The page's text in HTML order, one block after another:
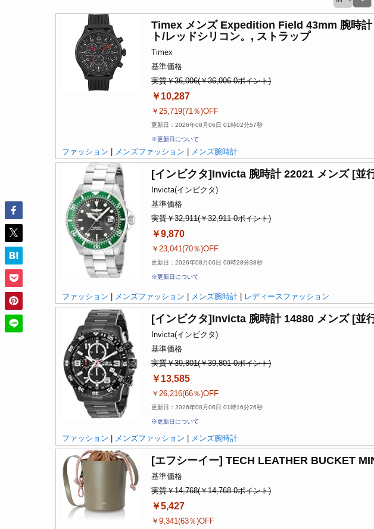
Timex メンズ Expedition Field 43mm 腕時計
ト/レッドシリコン。, ストラップ
Timex
基準価格
実質￥36,006(￥36,006-0ポイント)
￥10,287
￥25,719(71％)OFF
更新日：2026年08月06日 01時02分57秒
※更新日について
ファッション | メンズファッション | メンズ腕時計
[インビクタ]Invicta 腕時計 22021 メンズ [並
Invicta(インビクタ)
基準価格
実質￥32,911(￥32,911-0ポイント)
￥9,870
￥23,041(70％)OFF
更新日：2026年08月06日 00時28分38秒
※更新日について
ファッション メンズファッション メンズ腕時計 レディースファッション
[インビクタ]Invicta 腕時計 14880 メンズ [並
Invicta(インビクタ)
基準価格
実質￥39,801(￥39,801-0ポイント)
￥13,585
￥26,216(66％)OFF
更新日：2026年08月06日 01時16分26秒
※更新日について
ファッション メンズファッション メンズ腕時計
[エフシーイー] TECH LEATHER BUCKET
基準価格
実質￥14,768(￥14,768-0ポイント)
￥5,427
￥9,341(63％)OFF